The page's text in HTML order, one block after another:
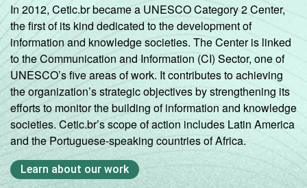
In 2012, Cetic.br became a UNESCO Category 2 Center,
the first of its kind dedicated to the development of
information and knowledge societies. The Center is linked
to the Communication and Information (CI) Sector, one of
UNESCO’s five areas of work. It contributes to achieving
the organization’s strategic objectives by strengthening its
efforts to monitor the building of information and knowledge
societies. Cetic.br’s scope of action includes Latin America
and the Portuguese-speaking countries of Africa.
Learn about our work